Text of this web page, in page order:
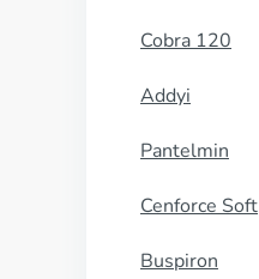
Cobra 120
Addyi
Pantelmin
Cenforce Soft
Buspiron